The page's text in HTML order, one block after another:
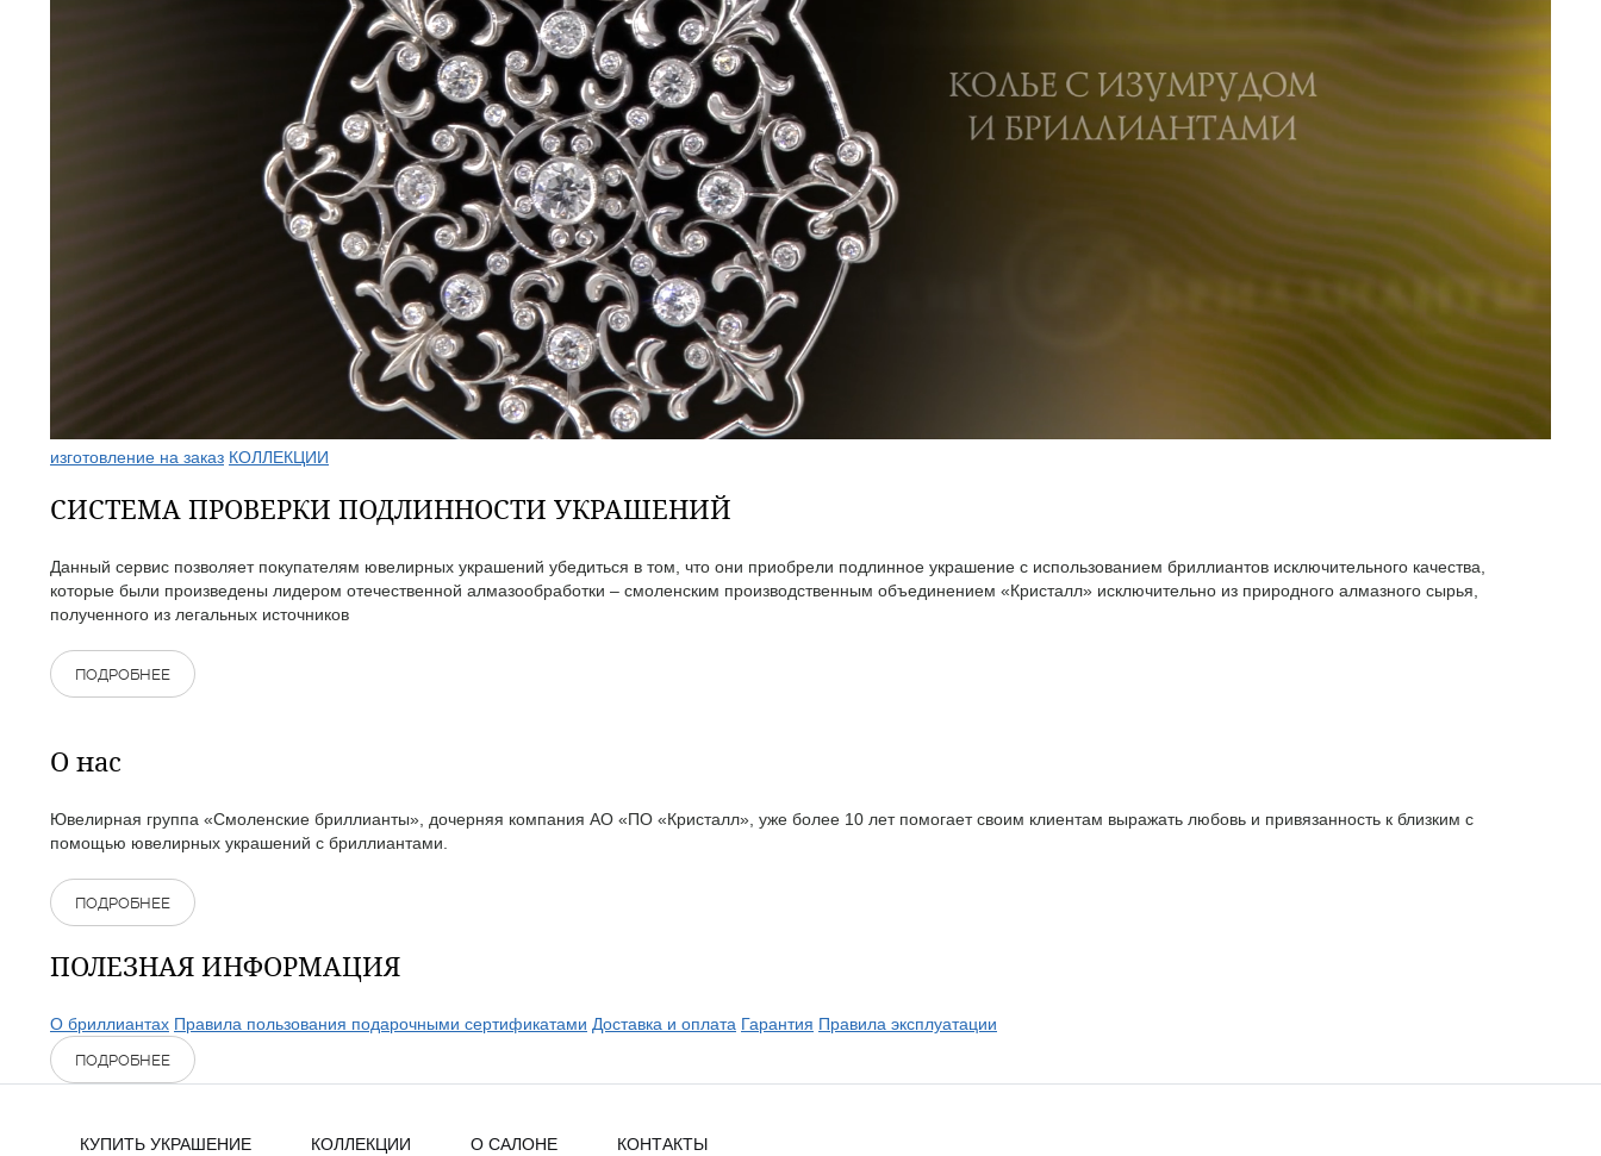
изготовление на заказ КОЛЛЕКЦИИ
СИСТЕМА ПРОВЕРКИ ПОДЛИННОСТИ УКРАШЕНИЙ
Данный сервис позволяет покупателям ювелирных украшений убедиться в том, что они приобрели подлинное украшение с использованием бриллиантов исключительного качества,
которые были произведены лидером отечественной алмазообработки – смоленским производственным объединением «Кристалл» исключительно из природного алмазного сырья,
полученного из легальных источников
ПОДРОБНЕЕ
О нас
Ювелирная группа «Смоленские бриллианты», дочерняя компания АО «ПО «Кристалл», уже более 10 лет помогает своим клиентам выражать любовь и привязанность к близким с
помощью ювелирных украшений с бриллиантами.
ПОДРОБНЕЕ
ПОЛЕЗНАЯ ИНФОРМАЦИЯ
О бриллиантах Правила пользования подарочными сертификатами Доставка и оплата Гарантия Правила эксплуатации
ПОДРОБНЕЕ
КУПИТЬ УКРАШЕНИЕ КОЛЛЕКЦИИ О САЛОНЕ КОНТАКТЫ